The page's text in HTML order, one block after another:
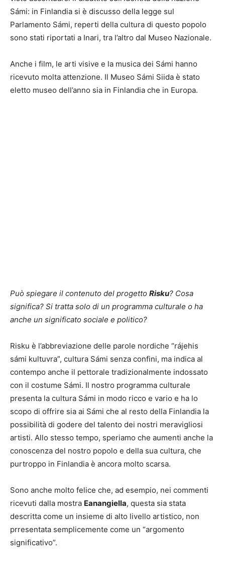
Sámi: in Finlandia si è discusso della legge sul
Parlamento Sámi, reperti della cultura di questo popolo
sono stati riportati a Inari, tra l’altro dal Museo Nazionale.
Anche i film, le arti visive e la musica dei Sámi hanno
ricevuto molta attenzione. Il Museo Sámi Siida è stato
eletto museo dell’anno sia in Finlandia che in Europa.
Può spiegare il contenuto del progetto Risku? Cosa
significa? Si tratta solo di un programma culturale o ha
anche un significato sociale e politico?
Risku è l’abbreviazione delle parole nordiche “rájehis
sámi kultuvra”, cultura Sámi senza confini, ma indica al
contempo anche il pettorale tradizionalmente indossato
con il costume Sámi. Il nostro programma culturale
presenta la cultura Sámi in modo ricco e vario e ha lo
scopo di offrire sia ai Sámi che al resto della Finlandia la
possibilità di godere del talento dei nostri meravigliosi
artisti. Allo stesso tempo, speriamo che aumenti anche la
conoscenza del nostro popolo e della sua cultura, che
purtroppo in Finlandia è ancora molto scarsa.
Sono anche molto felice che, ad esempio, nei commenti
ricevuti dalla mostra Eanangiella, questa sia stata
descritta come un insieme di alto livello artistico, non
prresentata semplicemente come un “argomento
significativo”.